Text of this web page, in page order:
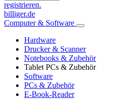
registrieren.
billiger.de
Computer & Software
Hardware
Drucker & Scanner
Notebooks & Zubehör
Tablet PCs & Zubehör
Software
PCs & Zubehör
E-Book-Reader